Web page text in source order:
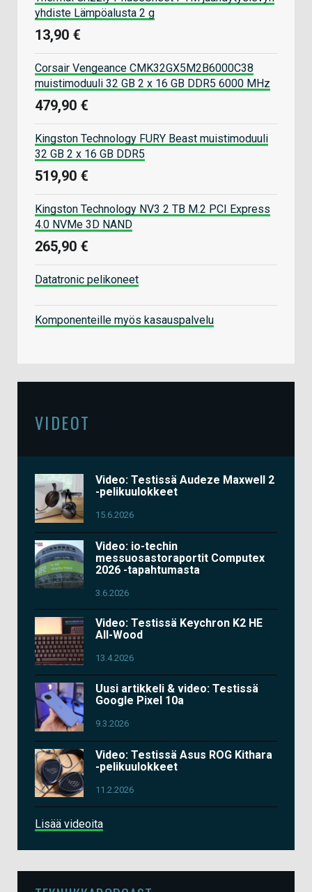
yhdiste Lämpöalusta 2 g
13,90 €
Corsair Vengeance CMK32GX5M2B6000C38
muistimoduuli 32 GB 2 x 16 GB DDR5 6000 MHz
479,90 €
Kingston Technology FURY Beast muistimoduuli
32 GB 2 x 16 GB DDR5
519,90 €
Kingston Technology NV3 2 TB M.2 PCI Express
4.0 NVMe 3D NAND
265,90 €
Datatronic pelikoneet
Komponenteille myös kasauspalvelu
VIDEOT
Video: Testissä Audeze Maxwell 2
-pelikuulokkeet
15.6.2026
Video: io-techin
messuosastoraportit Computex
2026 -tapahtumasta
3.6.2026
Video: Testissä Keychron K2 HE
All-Wood
13.4.2026
Uusi artikkeli & video: Testissä
Google Pixel 10a
9.3.2026
Video: Testissä Asus ROG Kithara
-pelikuulokkeet
11.2.2026
Lisää videoita